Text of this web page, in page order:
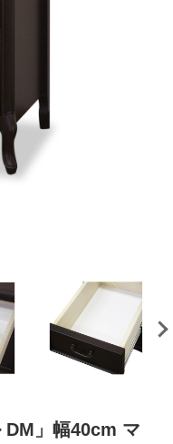
DM」幅40cm マ